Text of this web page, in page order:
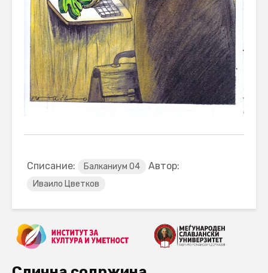
Списание: Балканиум 04 Автор:
Иваило Цветков